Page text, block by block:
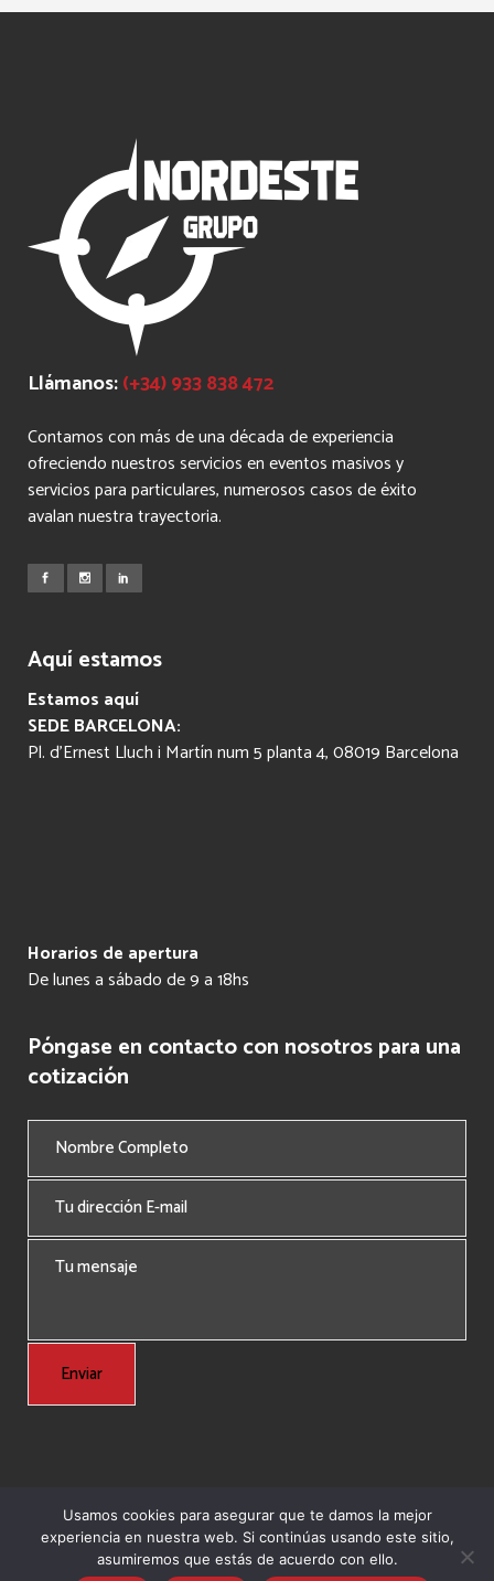
Llámanos:(+34) 933 838 472
Contamos con más de una década de experiencia
ofreciendo nuestros servicios en eventos masivos y
servicios para particulares, numerosos casos de éxito
avalan nuestra trayectoria.
Aquí estamos
Estamos aquí
SEDE BARCELONA:
Pl. d’Ernest Lluch i Martín num 5 planta 4, 08019 Barcelona
Horarios de apertura
De lunes a sábado de 9 a 18hs
Póngase en contacto con nosotros para una
cotización
© Copyright 2024 Grupo Nordeste -Agencia Marketing Online
Usamos cookies para asegurar que te damos la mejor
experiencia en nuestra web. Si continúas usando este sitio,
asumiremos que estás de acuerdo con ello.